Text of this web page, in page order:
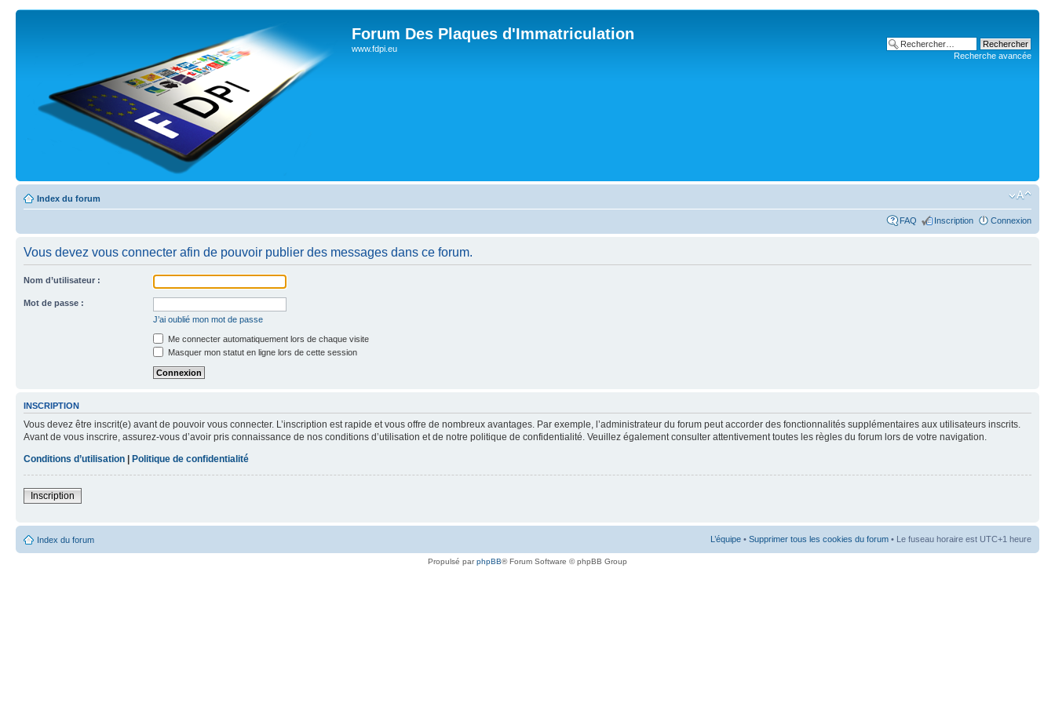
Forum Des Plaques d'Immatriculation
www.fdpi.eu
Recherche avancée
Index du forum
FAQ Inscription Connexion
Vous devez vous connecter afin de pouvoir publier des messages dans ce forum.
Nom d’utilisateur :
Mot de passe :
J’ai oublié mon mot de passe
Me connecter automatiquement lors de chaque visite
Masquer mon statut en ligne lors de cette session
INSCRIPTION
Vous devez être inscrit(e) avant de pouvoir vous connecter. L’inscription est rapide et vous offre de nombreux avantages. Par exemple, l’administrateur du forum peut accorder des fonctionnalités supplémentaires aux utilisateurs inscrits.
Avant de vous inscrire, assurez-vous d’avoir pris connaissance de nos conditions d’utilisation et de notre politique de confidentialité. Veuillez également consulter attentivement toutes les règles du forum lors de votre navigation.
Conditions d’utilisation | Politique de confidentialité
Inscription
Index du forum L’équipe • Supprimer tous les cookies du forum • Le fuseau horaire est UTC+1 heure
Propulsé parphpBB® Forum Software © phpBB Group